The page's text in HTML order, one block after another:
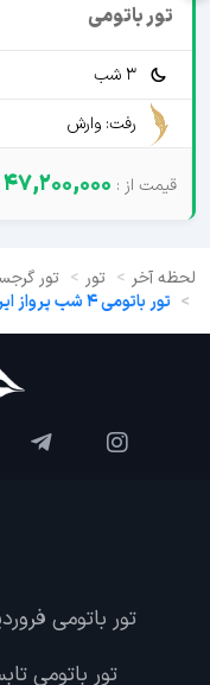
تور باتومی
3 شب
رفت: وارش
47,200,000
لحظه آخر تور تور
تور باتومی 4 شب پرواز ایرتور
تور باتومی
تور باتومی